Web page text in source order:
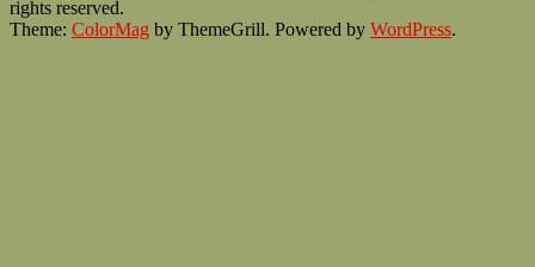
rights reserved.
Theme: ColorMag by ThemeGrill. Powered by WordPress.